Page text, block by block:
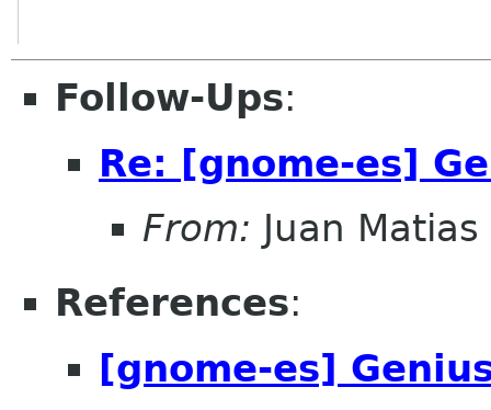
Follow-Ups:
Re: [gnome-es]
From: Juan
References:
[gnome-es]